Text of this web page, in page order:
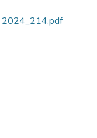
2024_214.pdf